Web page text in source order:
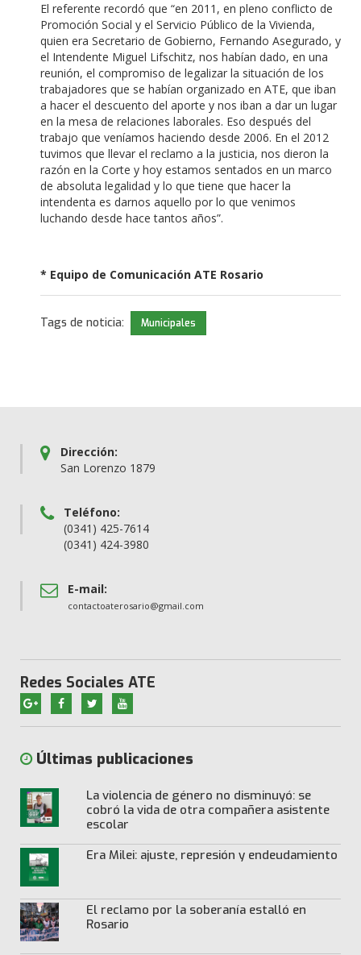
El referente recordó que “en 2011, en pleno conflicto de
Promoción Social y el Servicio Público de la Vivienda,
quien era Secretario de Gobierno, Fernando Asegurado, y
el Intendente Miguel Lifschitz, nos habían dado, en una
reunión, el compromiso de legalizar la situación de los
trabajadores que se habían organizado en ATE, que iban
a hacer el descuento del aporte y nos iban a dar un lugar
en la mesa de relaciones laborales. Eso después del
trabajo que veníamos haciendo desde 2006. En el 2012
tuvimos que llevar el reclamo a la justicia, nos dieron la
razón en la Corte y hoy estamos sentados en un marco
de absoluta legalidad y lo que tiene que hacer la
intendenta es darnos aquello por lo que venimos
luchando desde hace tantos años”.
* Equipo de Comunicación ATE Rosario
Tags de noticia: Municipales
Dirección:
San Lorenzo 1879
Teléfono:
(0341) 425-7614
(0341) 424-3980
E-mail:
contactoaterosario@gmail.com
Redes Sociales ATE
Últimas publicaciones
La violencia de género no disminuyó: se
cobró la vida de otra compañera asistente
escolar
Era Milei: ajuste, represión y endeudamiento
El reclamo por la soberanía estalló en
Rosario